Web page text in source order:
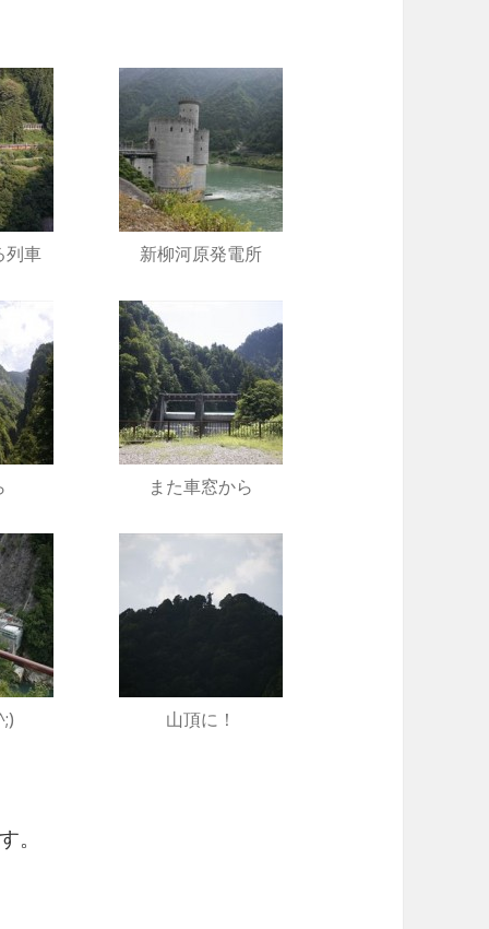
列車 新柳河原発電所
また車窓から
山頂に！
。